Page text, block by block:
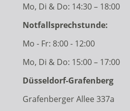
Mo, Di & Do: 14:30 – 18:00
Notfallsprechstunde:
Mo - Fr: 8:00 - 12:00
Mo, Di & Do: 15:00 – 17:00
Düsseldorf-Grafenberg
Grafenberger Allee 337a